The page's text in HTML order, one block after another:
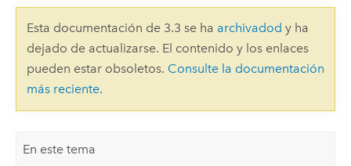
Esta documentación de 3.3 se ha archivadod y ha
dejado de actualizarse. El contenido y los enlaces
pueden estar obsoletos. Consulte la documentación
más reciente.
En este tema